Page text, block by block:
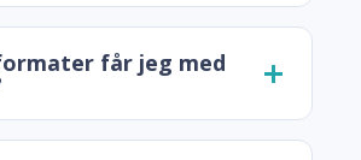
får jeg med